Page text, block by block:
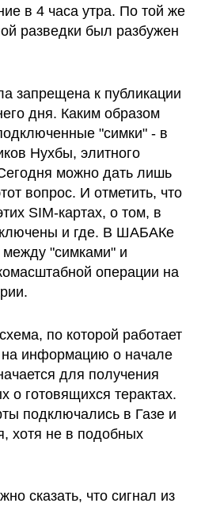
в 4 часа утра. По той же
разведки был разбужен
запрещена к публикации
дня. Каким образом
"симки" - в
Нухбы, элитного
можно дать лишь
вопрос. И отметить, что
SIM-картах, о том, в
и где. В ШАБАКе
между "симками" и
операции на
по которой работает
информацию о начале
для получения
готовящихся терактах.
подключались в Газе и
хотя не в подобных
сказать, что сигнал из